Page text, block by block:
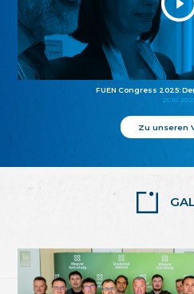
FUEN Congress 2025:
Zu unseren